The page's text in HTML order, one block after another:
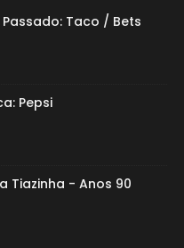
Taco / Bets
Pepsi
Tiazinha - Anos 90